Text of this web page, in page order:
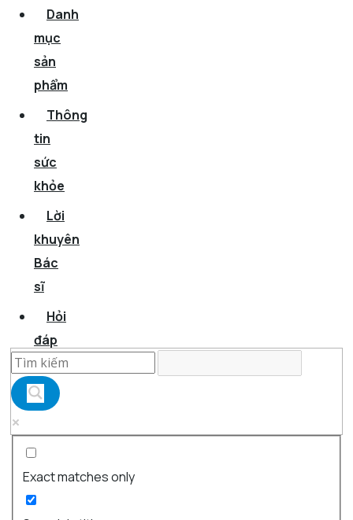
Danh
mục
sản
phẩm
Thông
tin
sức
khỏe
Lời
khuyên
Bác
sĩ
Hỏi
đáp
Exact matches only